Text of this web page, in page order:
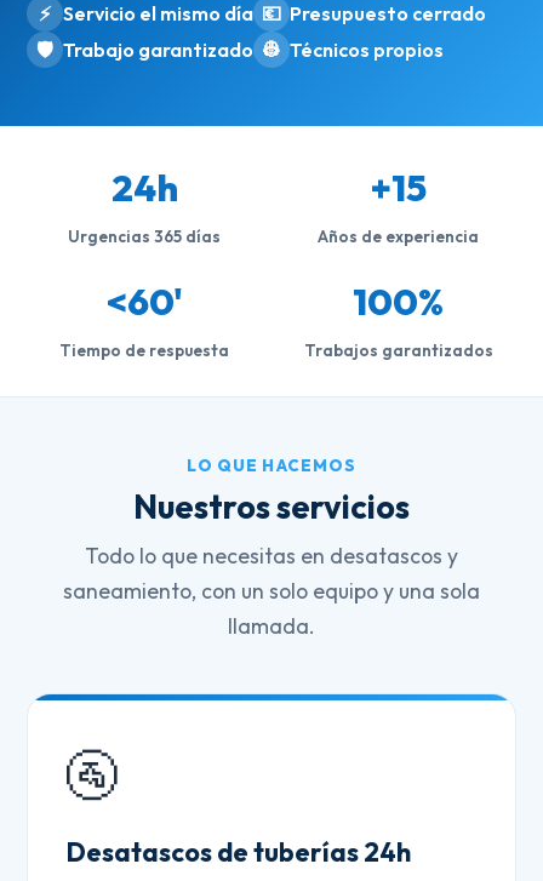
⚡ Servicio el mismo día 💶 Presupuesto cerrado
🛡️ Trabajo garantizado 👷 Técnicos propios
24h
Urgencias 365 días
+15
Años de experiencia
<60'
Tiempo de respuesta
100%
Trabajos garantizados
LO QUE HACEMOS
Nuestros servicios
Todo lo que necesitas en desatascos y
saneamiento, con un solo equipo y una sola
llamada.
🚰
Desatascos de tuberías 24h